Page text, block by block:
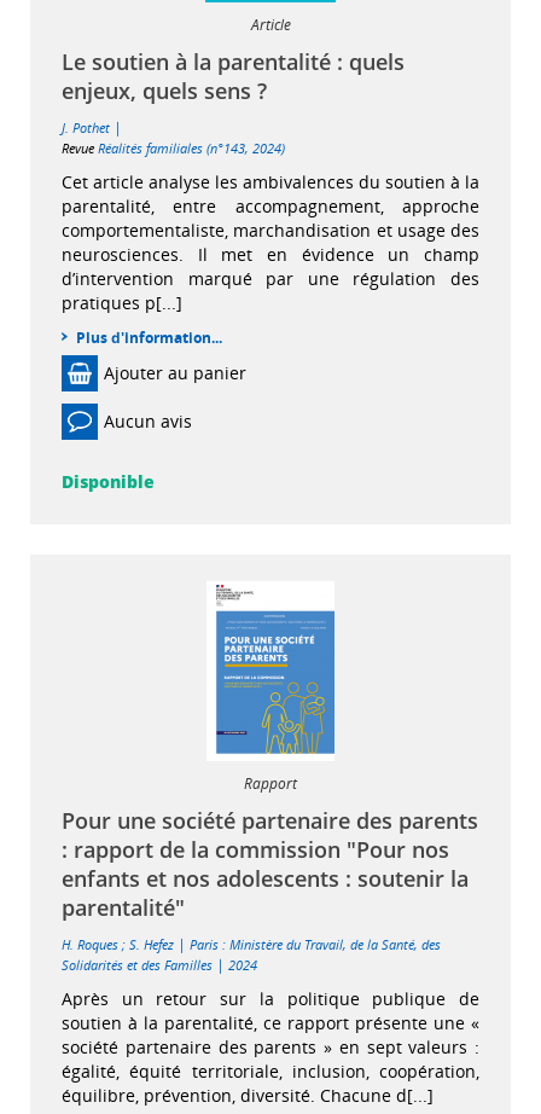
Article
Le soutien à la parentalité : quels
enjeux, quels sens ?
J. Pothet |
Revue Réalités familiales (n°143, 2024)
Cet article analyse les ambivalences du soutien à la
parentalité, entre accompagnement, approche
comportementaliste, marchandisation et usage des
neurosciences. Il met en évidence un champ
d’intervention marqué par une régulation des
pratiques p[...]
Plus d'information...
Ajouter au panier
Aucun avis
Disponible
Rapport
Pour une société partenaire des parents
: rapport de la commission "Pour nos
enfants et nos adolescents : soutenir la
parentalité"
H. Roques ; S. Hefez | Paris : Ministère du Travail, de la Santé, des
Solidarités et des Familles | 2024
Après un retour sur la politique publique de
soutien à la parentalité, ce rapport présente une «
société partenaire des parents » en sept valeurs :
égalité, équité territoriale, inclusion, coopération,
équilibre, prévention, diversité. Chacune d[...]